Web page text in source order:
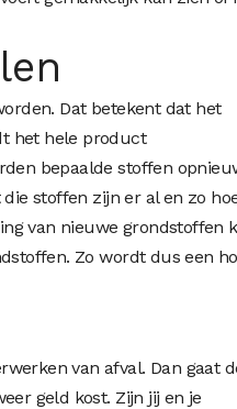
Dat betekent dat het
het hele product
bepaalde stoffen
stoffen zijn er al en zo
van nieuwe grondstoffen
Zo wordt dus een
van afval. Dan gaat
geld kost. Zijn jij en je